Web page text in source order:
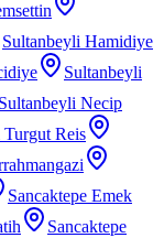
Sultanbeyli Hamidiye
Sultanbeyli
Sultanbeyli Necip
Reis
Sancaktepe Emek
Sancaktepe